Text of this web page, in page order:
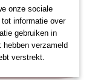
onze sociale
informatie over
gebruiken in
verzameld
verstrekt.